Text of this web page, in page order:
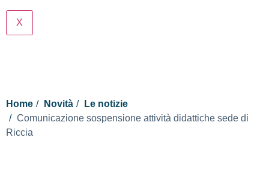
X
Home Novità
Le notizie
Comunicazione sospensione attività didattiche sede di
Riccia